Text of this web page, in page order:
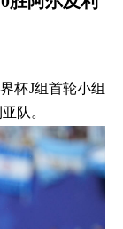
杯J组首轮小组
队。